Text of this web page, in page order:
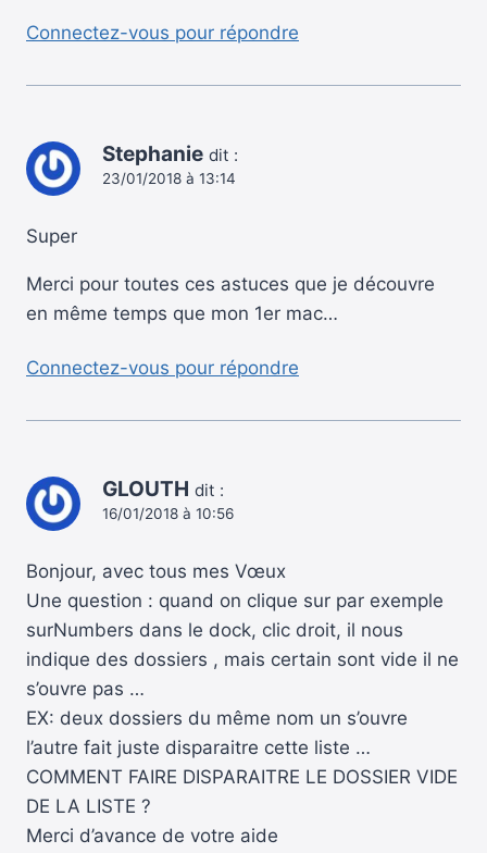
Connectez-vous pour répondre
Stephanie dit :
23/01/2018 à 13:14
Super
Merci pour toutes ces astuces que je découvre
en même temps que mon 1er mac…
Connectez-vous pour répondre
GLOUTH dit :
16/01/2018 à 10:56
Bonjour, avec tous mes Vœux
Une question : quand on clique sur par exemple
surNumbers dans le dock, clic droit, il nous
indique des dossiers , mais certain sont vide il ne
s’ouvre pas …
EX: deux dossiers du même nom un s’ouvre
l’autre fait juste disparaitre cette liste …
COMMENT FAIRE DISPARAITRE LE DOSSIER VIDE
DE LA LISTE ?
Merci d’avance de votre aide